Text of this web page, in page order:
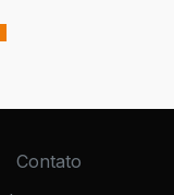
Contato